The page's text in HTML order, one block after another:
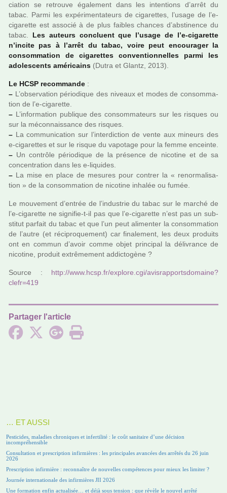
cia­tion se retrouve également dans les inten­tions d’arrêt du
tabac. Parmi les expé­ri­men­ta­teurs de ciga­ret­tes, l’usage de l’e-
ciga­rette est asso­cié à de plus fai­bles chan­ces d’abs­ti­nence du
tabac. Les auteurs concluent que l’usage de l’e-ciga­rette
n’incite pas à l’arrêt du tabac, voire peut encou­ra­ger la
consom­ma­tion de ciga­ret­tes conven­tion­nel­les parmi les
ado­les­cents amé­ri­cains (Dutra et Glantz, 2013).
Le HCSP recom­mande :
– L’obser­va­tion pério­di­que des niveaux et modes de consom­ma­
tion de l’e-ciga­rette.
– L’infor­ma­tion publi­que des consom­ma­teurs sur les ris­ques ou
sur la méconnais­sance des ris­ques.
– La com­mu­ni­ca­tion sur l’inter­dic­tion de vente aux mineurs des
e-ciga­ret­tes et sur le risque du vapo­tage pour la femme enceinte.
– Un contrôle pério­di­que de la pré­sence de nico­tine et de sa
concen­tra­tion dans les e-liqui­des.
– La mise en place de mesu­res pour contrer la « renor­ma­li­sa­
tion » de la consom­ma­tion de nico­tine inha­lée ou fumée.
Le mou­ve­ment d’entrée de l’indus­trie du tabac sur le marché de
l’e-ciga­rette ne signi­fie-t-il pas que l’e-ciga­rette n’est pas un sub­
sti­tut par­fait du tabac et que l’un peut ali­men­ter la consom­ma­tion
de l’autre (et réci­pro­que­ment) car fina­le­ment, les deux pro­duits
ont en commun d’avoir comme objet prin­ci­pal la déli­vrance de
nico­tine, pro­duit extrê­me­ment addic­to­gène ?
Source : http://www.hcsp.fr/explore.cgi/avis­rap­ports­do­maine?
clefr=419
Partager l'article
… ET AUSSI
Pesticides, maladies chroniques et infertilité : le coût sanitaire d’une décision
incompréhensible
Consultation et prescription infirmières : les principales avancées des arrêtés du 26 juin
2026
Prescription infirmière : reconnaître de nouvelles compétences pour mieux les limiter ?
Journée internationale des infirmières JII 2026
Une formation enfin actualisée… et déjà sous tension : que révèle le nouvel arrêté